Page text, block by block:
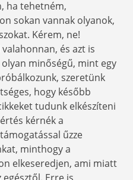
ha tehetném,
sokan vannak olyanok,
Kérem, ne!
és azt is
minőségű, mint egy
szeretünk
hogy később
tudunk elkészíteni
kérnék a
űzze
minthogy a
elkeseredjen, ami miatt